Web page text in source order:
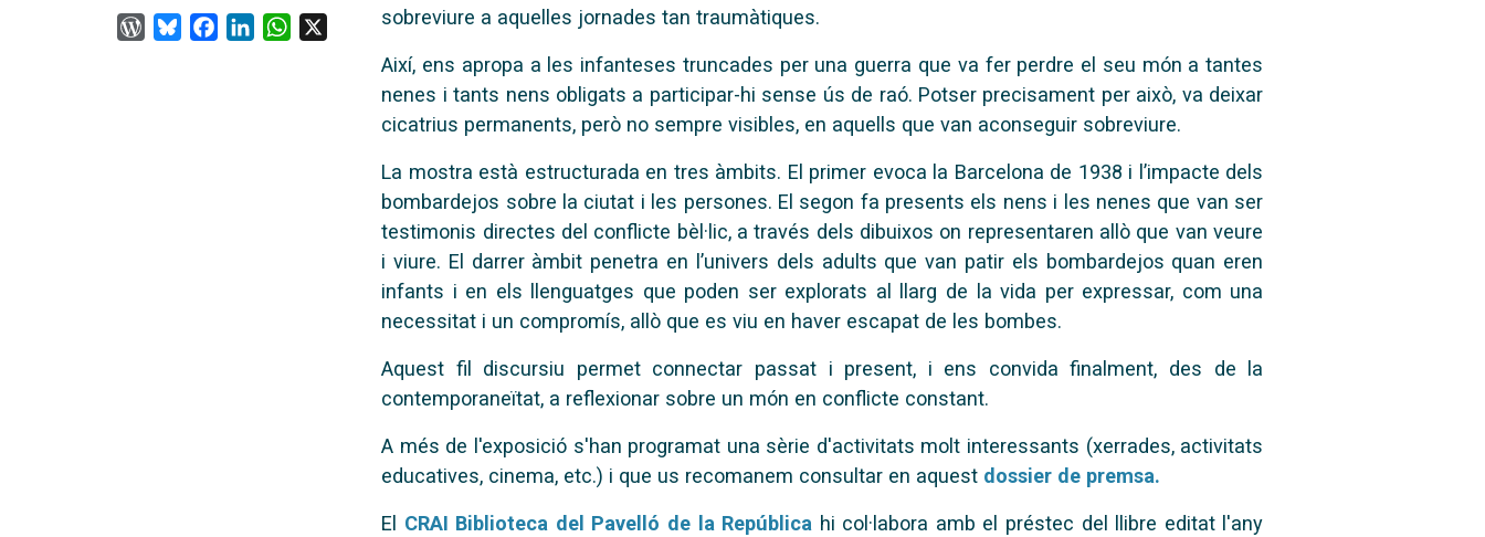
WordPress
BlueskyFacebook
LinkedInWhatsAppsobreviure a aquelles jornades tan traumàtiques.
Així, ens apropa a les infanteses truncades per una guerra que va fer perdre el seu món a tantes
nenes i tants nens obligats a participar-hi sense ús de raó. Potser precisament per això, va deixar
cicatrius permanents, però no sempre visibles, en aquells que van aconseguir sobreviure.
La mostra està estructurada en tres àmbits. El primer evoca la Barcelona de 1938 i l’impacte dels
bombardejos sobre la ciutat i les persones. El segon fa presents els nens i les nenes que van ser
testimonis directes del conflicte bèl·lic, a través dels dibuixos on representaren allò que van veure
i viure. El darrer àmbit penetra en l’univers dels adults que van patir els bombardejos quan eren
infants i en els llenguatges que poden ser explorats al llarg de la vida per expressar, com una
necessitat i un compromís, allò que es viu en haver escapat de les bombes.
Aquest fil discursiu permet connectar passat i present, i ens convida finalment, des de la
contemporaneïtat, a reflexionar sobre un món en conflicte constant.
A més de l'exposició s'han programat una sèrie d'activitats molt interessants (xerrades, activitats
educatives, cinema, etc.) i que us recomanem consultar en aquest dossier de premsa.
El CRAI Biblioteca del Pavelló de la República hi col·labora amb el préstec del llibre editat l'any